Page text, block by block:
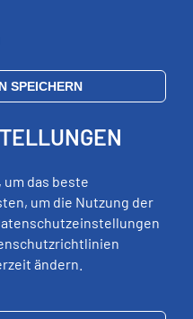
- 18:00 Uhr
SPEICHERN
das beste
um die Nutzung der
ändern.